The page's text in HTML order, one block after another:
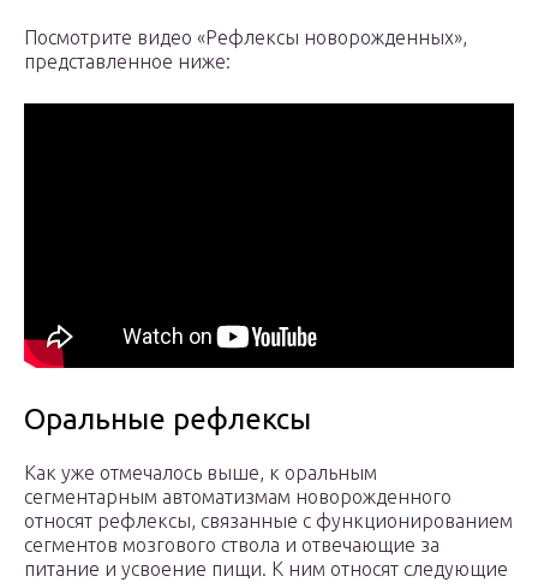
Посмотрите видео «Рефлексы новорожденных»,
представленное ниже:
Оральные рефлексы
Как уже отмечалось выше, к оральным
сегментарным автоматизмам новорожденного
относят рефлексы, связанные с функционированием
сегментов мозгового ствола и отвечающие за
питание и усвоение пищи. К ним относят следующие